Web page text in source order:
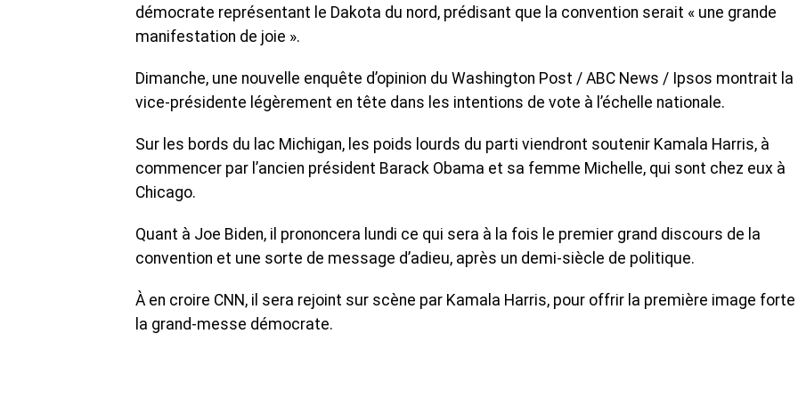
démocrate représentant le Dakota du nord, prédisant que la convention serait « une grande
manifestation de joie ».
Dimanche, une nouvelle enquête d’opinion du Washington Post / ABC News / Ipsos montrait la
vice-présidente légèrement en tête dans les intentions de vote à l’échelle nationale.
Sur les bords du lac Michigan, les poids lourds du parti viendront soutenir Kamala Harris, à
commencer par l’ancien président Barack Obama et sa femme Michelle, qui sont chez eux à
Chicago.
Quant à Joe Biden, il prononcera lundi ce qui sera à la fois le premier grand discours de la
convention et une sorte de message d’adieu, après un demi-siècle de politique.
À en croire CNN, il sera rejoint sur scène par Kamala Harris, pour offrir la première image
la grand-messe démocrate.